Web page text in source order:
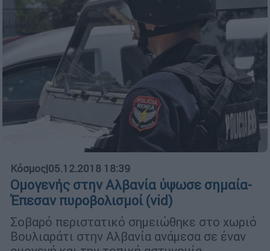
Κόσμος|05.12.2018 18:39
Ομογενής στην Αλβανία ύψωσε σημαία-
Έπεσαν πυροβολισμοί (vid)
Σοβαρό περιστατικό σημειώθηκε στο χωριό
Βουλιαράτι στην Αλβανία ανάμεσα σε έναν